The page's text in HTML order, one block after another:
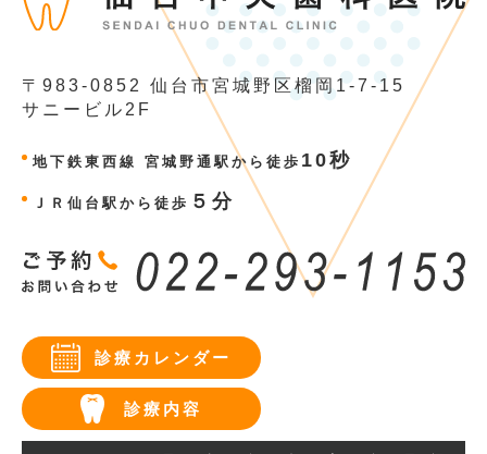
〒983-0852 仙台市宮城野区榴岡1-7-15
サニービル2F
地下鉄東西線 宮城野通駅から徒歩 10秒
ＪＲ仙台駅から徒歩 ５分
診療カレンダー
診療内容